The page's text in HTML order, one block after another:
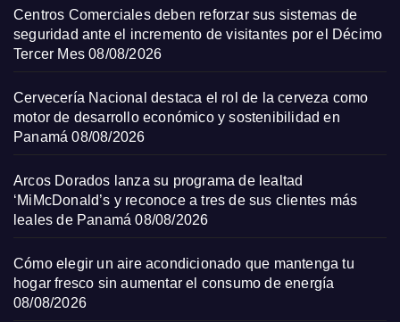
Centros Comerciales deben reforzar sus sistemas de
seguridad ante el incremento de visitantes por el Décimo
Tercer Mes 08/08/2026
Cervecería Nacional destaca el rol de la cerveza como
motor de desarrollo económico y sostenibilidad en
Panamá 08/08/2026
Arcos Dorados lanza su programa de lealtad
‘MiMcDonald’s y reconoce a tres de sus clientes más
leales de Panamá 08/08/2026
Cómo elegir un aire acondicionado que mantenga tu
hogar fresco sin aumentar el consumo de energía
08/08/2026